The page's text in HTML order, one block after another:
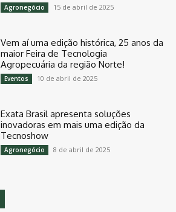
Agronegócio 15 de abril de 2025
Vem aí uma edição histórica, 25 anos da
maior Feira de Tecnologia
Agropecuária da região Norte!
Eventos 10 de abril de 2025
Exata Brasil apresenta soluções
inovadoras em mais uma edição da
Tecnoshow
Agronegócio 8 de abril de 2025